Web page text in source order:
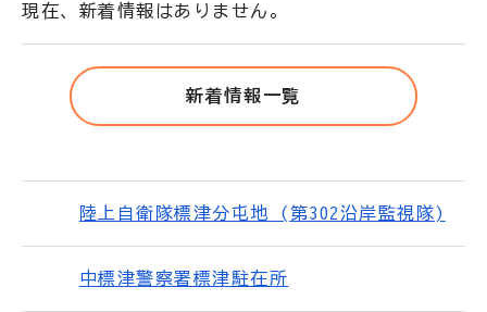
現在、新着情報はありません。
新着情報一覧
陸上自衛隊標津分屯地 (第302沿岸監視隊)
中標津警察署標津駐在所